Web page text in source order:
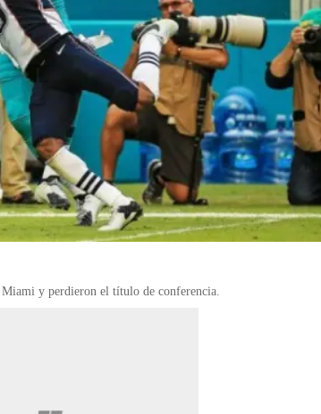
y perdieron el título de conferencia.